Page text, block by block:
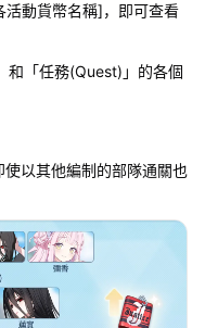
動貨幣名稱]，即可查看
和「任務(Quest)」的各個
以其他編制的部隊通關也